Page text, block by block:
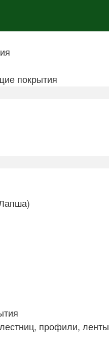
покрытия
профили, ленты